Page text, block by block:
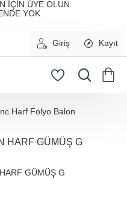
İÇİN ÜYE OLUN
YOK
Giriş Kayıt
Harf Folyo Balon
HARF GÜMÜŞ G